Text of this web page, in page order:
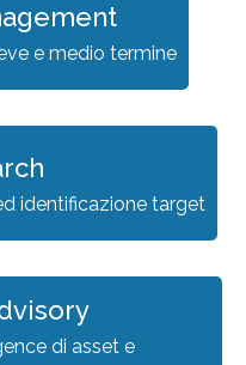
e medio termine
identificazione target
di asset e